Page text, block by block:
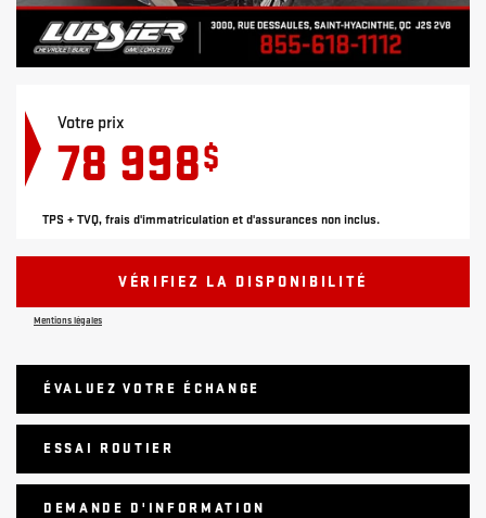
Votre prix
78 998$
TPS + TVQ, frais d'immatriculation et d'assurances non inclus.
VÉRIFIEZ LA DISPONIBILITÉ
Mentions légales
ÉVALUEZ VOTRE ÉCHANGE
ESSAI ROUTIER
DEMANDE D'INFORMATION